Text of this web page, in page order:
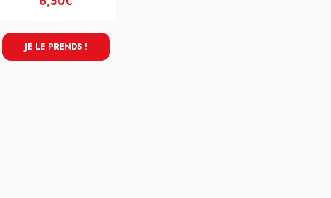
JE LE PRENDS !